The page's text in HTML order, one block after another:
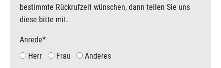
bestimmte Rückrufzeit wünschen, dann teilen Sie uns
diese bitte mit.
Anrede*
Herr
Frau Anderes